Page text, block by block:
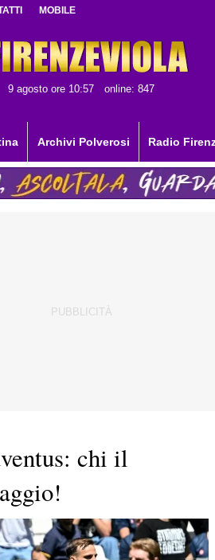
MOBILE
9 agosto ore 10:57 online: 847
Archivi Polverosi Radio
chi il